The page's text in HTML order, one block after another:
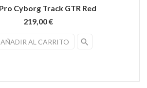
Cyborg Track GTR Red
219,00 €
AÑADIR AL CARRITO search